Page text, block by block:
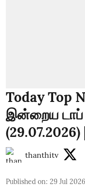
Today Top
இன்றைய டாப்
thanthitv
Published on: 29 Jul